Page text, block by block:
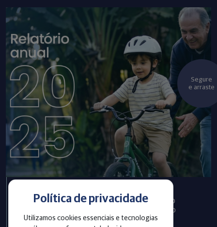
Política de privacidade
Utilizamos cookies essenciais e tecnologias
Infraprev publica Relatório
Anual com informações do
exercício 2025
Segure
e arraste